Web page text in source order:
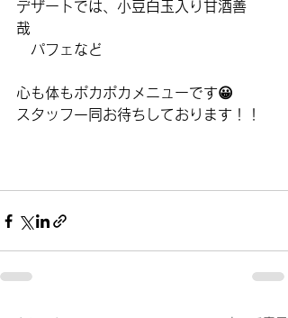
デザートでは、小豆白玉入り甘酒善
哉
パフェなど
心も体もポカポカメニューです😀
スタッフ一同お待ちしております！！